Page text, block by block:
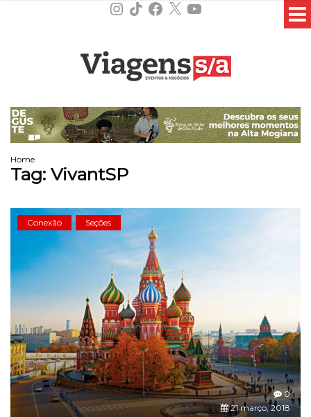
Instagram
TikTokFacebook
X YouTube
Home
Tag: VivantSP
Conexão Seções
0
21 março, 2018